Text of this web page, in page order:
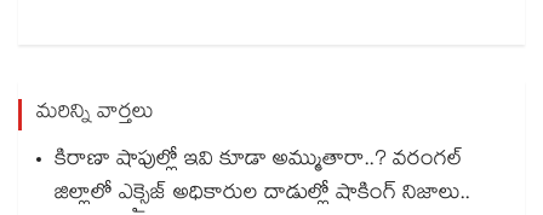
మరిన్ని వార్తలు
కిరాణా షాపుల్లో ఇవి కూడా అమ్ముతారా..? వరంగల్
జిల్లాలో ఎక్సైజ్ అధికారుల దాడుల్లో షాకింగ్ నిజాలు..